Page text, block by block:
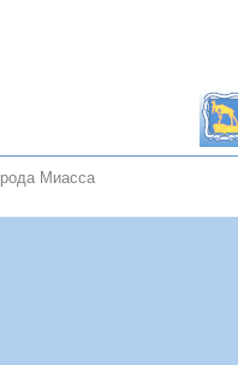
Миасса